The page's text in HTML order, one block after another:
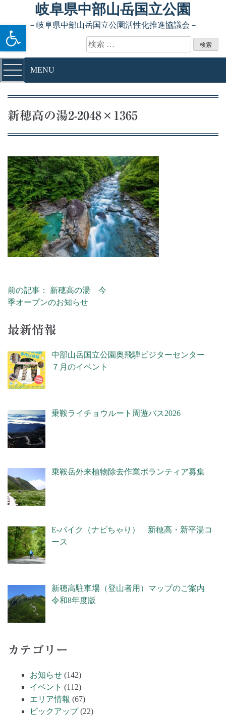
ツールバーを開く
Skip to content岐阜県中部山岳国立公園
－岐阜県中部山岳国立公園活性化推進協議会－
検索:
MENU
新穂高の湯2-2048×1365
投稿ナビゲーション
前の記事： 新穂高の湯 今
季オープンのお知らせ
最新情報
中部山岳国立公園奥飛騨ビジターセンター
７月のイベント
乗鞍ライチョウルート周遊バス2026
乗鞍岳外来植物除去作業ボランティア募集
E-バイク（ナビちゃり） 新穂高・新平湯コ
ース
新穂高駐車場（登山者用）マップのご案内
令和8年度版
カテゴリー
お知らせ (142)
イベント (112)
エリア情報 (67)
ピックアップ(22)